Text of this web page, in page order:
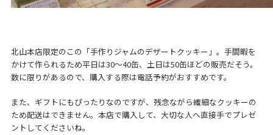
北山本店限定のこの「手作りジャムのデザートクッキー」。手間暇を
かけて作られるため平日は30〜40缶、土日は50缶ほどの販売だそう。
数に限りがあるので、購入する際は電話予約がおすすめです。
また、ギフトにもぴったりなのですが、残念ながら繊細なクッキーの
ため配送はできません。本店で購入して、大切な人へ直接手でプレゼ
ントしてくださいね。